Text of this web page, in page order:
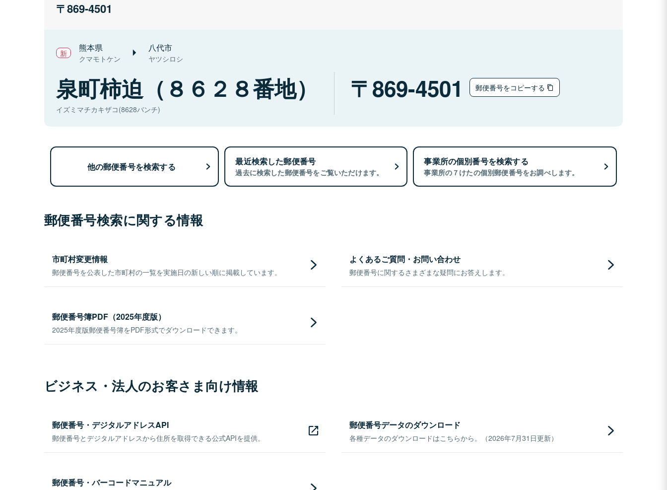
869-4501
熊本県
クマモトケン
八代市
ヤツシロシ
泉町柿迫（８６２８番地）
イズミマチカキザコ(8628バンチ)
869-4501 郵便番号をコピーする
他の郵便番号を検索する 最近検索した郵便番号
過去に検索した郵便番号をご覧いただけます。
事業所の個別番号を検索する
事業所の７けたの個別郵便番号をお調べします。
郵便番号検索に関する情報
市町村変更情報
郵便番号を公表した市町村の一覧を実施日の新しい順に掲載しています。
よくあるご質問・お問い合わせ
郵便番号に関するさまざまな疑問にお答えします。
郵便番号簿PDF（2025年度版）
2025年度版郵便番号簿をPDF形式でダウンロードできます。
ビジネス・法人のお客さま向け情報
郵便番号・デジタルアドレスAPI
郵便番号とデジタルアドレスから住所を取得できる公式APIを提供。
郵便番号データのダウンロード
各種データのダウンロードはこちらから。（2026年7月31日更新）
郵便番号・バーコードマニュアル